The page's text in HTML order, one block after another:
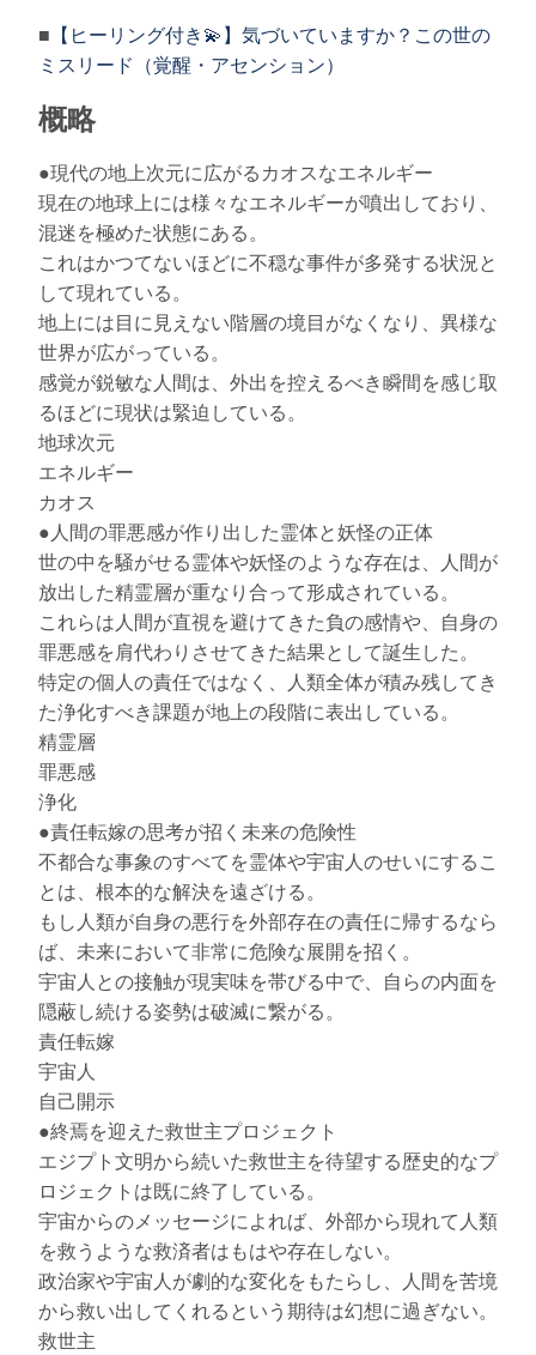
■ 【ヒーリング付き💫】気づいていますか？この世の
ミスリード（覚醒・アセンション）
概略
●現代の地上次元に広がるカオスなエネルギー
現在の地球上には様々なエネルギーが噴出しており、
混迷を極めた状態にある。
これはかつてないほどに不穏な事件が多発する状況と
して現れている。
地上には目に見えない階層の境目がなくなり、異様な
世界が広がっている。
感覚が鋭敏な人間は、外出を控えるべき瞬間を感じ取
るほどに現状は緊迫している。
地球次元
エネルギー
カオス
●人間の罪悪感が作り出した霊体と妖怪の正体
世の中を騒がせる霊体や妖怪のような存在は、人間が
放出した精霊層が重なり合って形成されている。
これらは人間が直視を避けてきた負の感情や、自身の
罪悪感を肩代わりさせてきた結果として誕生した。
特定の個人の責任ではなく、人類全体が積み残してき
た浄化すべき課題が地上の段階に表出している。
精霊層
罪悪感
浄化
●責任転嫁の思考が招く未来の危険性
不都合な事象のすべてを霊体や宇宙人のせいにするこ
とは、根本的な解決を遠ざける。
もし人類が自身の悪行を外部存在の責任に帰するなら
ば、未来において非常に危険な展開を招く。
宇宙人との接触が現実味を帯びる中で、自らの内面を
隠蔽し続ける姿勢は破滅に繋がる。
責任転嫁
宇宙人
自己開示
●終焉を迎えた救世主プロジェクト
エジプト文明から続いた救世主を待望する歴史的なプ
ロジェクトは既に終了している。
宇宙からのメッセージによれば、外部から現れて人類
を救うような救済者はもはや存在しない。
政治家や宇宙人が劇的な変化をもたらし、人間を苦境
から救い出してくれるという期待は幻想に過ぎない。
救世主